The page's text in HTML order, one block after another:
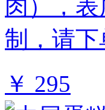
￥ 295